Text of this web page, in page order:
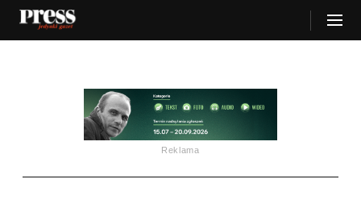
Reklama